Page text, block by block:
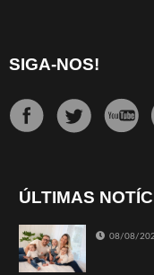
SIGA-NOS!
ÚLTIMAS
08/08/